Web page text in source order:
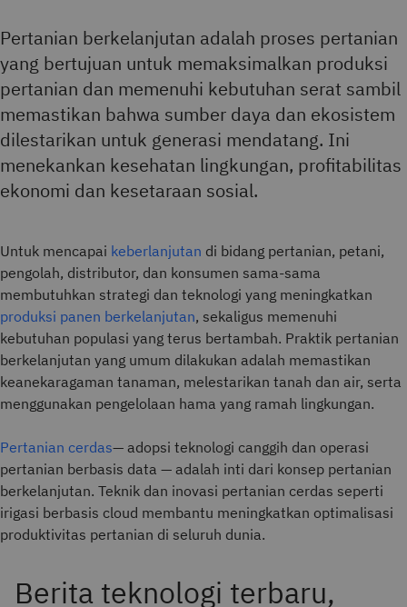
Pertanian berkelanjutan adalah proses pertanian
yang bertujuan untuk memaksimalkan produksi
pertanian dan memenuhi kebutuhan serat sambil
memastikan bahwa sumber daya dan ekosistem
dilestarikan untuk generasi mendatang. Ini
menekankan kesehatan lingkungan, profitabilitas
ekonomi dan kesetaraan sosial.
Untuk mencapai keberlanjutan di bidang pertanian, petani,
pengolah, distributor, dan konsumen sama-sama
membutuhkan strategi dan teknologi yang meningkatkan
produksi panen berkelanjutan, sekaligus memenuhi
kebutuhan populasi yang terus bertambah. Praktik pertanian
berkelanjutan yang umum dilakukan adalah memastikan
keanekaragaman tanaman, melestarikan tanah dan air, serta
menggunakan pengelolaan hama yang ramah lingkungan.
Pertanian cerdas— adopsi teknologi canggih dan operasi
pertanian berbasis data — adalah inti dari konsep pertanian
berkelanjutan. Teknik dan inovasi pertanian cerdas seperti
irigasi berbasis cloud membantu meningkatkan optimalisasi
produktivitas pertanian di seluruh dunia.
Berita teknologi terbaru,